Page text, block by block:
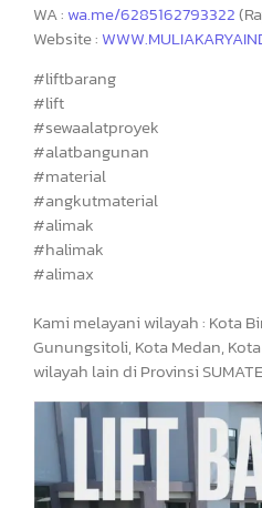
WA : wa.me/6285162793322
Website :
#liftbarang
#lift
#sewaalatproyek
#alatbangunan
#material
#angkutmaterial
#alimak
#halimak
#alimax
Kami melayani wilayah : Kota
Gunungsitoli, Kota Medan,
wilayah lain di Provinsi